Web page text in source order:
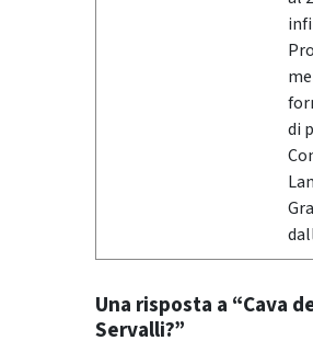
di
Una risposta a “Cava
Servalli?”